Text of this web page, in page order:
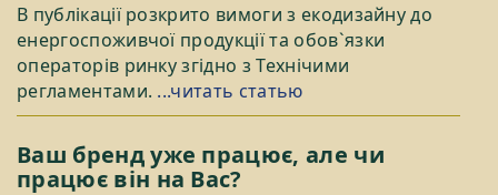
В публікації розкрито вимоги з екодизайну до
енергоспоживчої продукції та обов`язки
операторів ринку згідно з Технічими
регламентами. ...читать статью
Ваш бренд уже працює, але чи
працює він на Вас?